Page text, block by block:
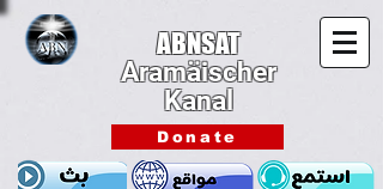
ABNSAT
Aramäischer
Kanal
Donate